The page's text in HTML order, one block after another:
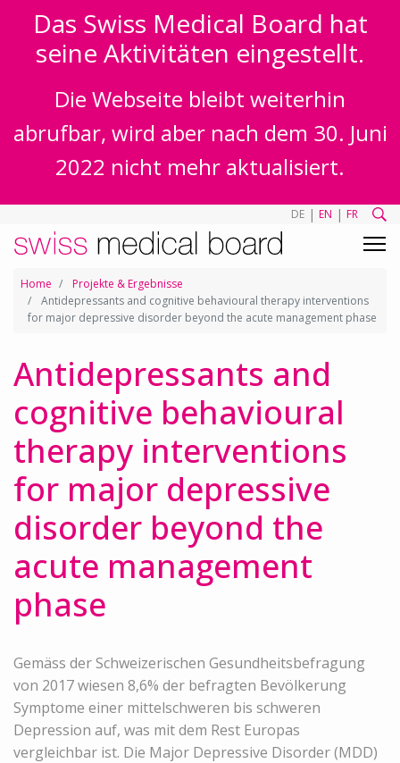
Das Swiss Medical Board hat
seine Aktivitäten eingestellt.
Die Webseite bleibt weiterhin
abrufbar, wird aber nach dem 30. Juni
2022 nicht mehr aktualisiert.
DE | EN | FR
Home
Projekte & Ergebnisse
Antidepressants and cognitive behavioural therapy interventions
for major depressive disorder beyond the acute management phase
Antidepressants and
cognitive behavioural
therapy interventions
for major depressive
disorder beyond the
acute management
phase
Gemäss der Schweizerischen Gesundheitsbefragung
von 2017 wiesen 8,6% der befragten Bevölkerung
Symptome einer mittelschweren bis schweren
Depression auf, was mit dem Rest Europas
vergleichbar ist. Die Major Depressive Disorder (MDD)